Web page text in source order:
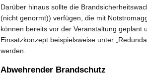
Darüber hinaus sollte die
(nicht genormt)) verfügen, die mit
können bereits vor der Veranstaltung geplant
Einsatzkonzept beispielsweise unter
werden.
Abwehrender Brandschutz